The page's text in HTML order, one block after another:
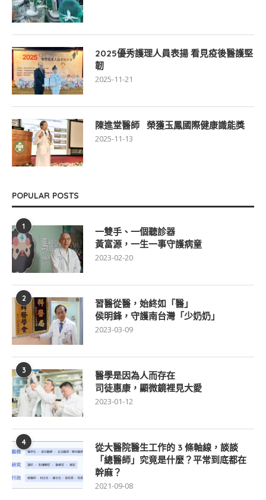
2025優秀護理人員表揚 看見疫後醫護堅
韌
2025-11-21
陳進堂醫師 榮獲玉鳳國際健康識能獎
2025-11-13
POPULAR POSTS
1
一雙手、一個聽診器
黃富源，一生一事守護病童
2023-02-20
2
習醫從醫，始終如「醫」
侯明鋒，守護南台灣「少奶奶」
2023-03-09
3
醫學是因為人而存在
司徒惠康，顯微鏡裡見大愛
2023-01-12
4
從大醫院醫生工作的 3 條軸線，談談
「總醫師」究竟是什麼？平常到底都在
幹麻？
2021-09-08